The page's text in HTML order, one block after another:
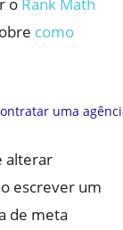
como
alterar
escrever um
de meta